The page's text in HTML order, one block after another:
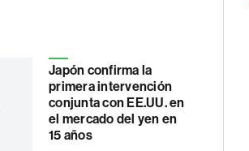
Japón confirma la
primera intervención
conjunta con EE.UU. en
el mercado del yen en
15 años